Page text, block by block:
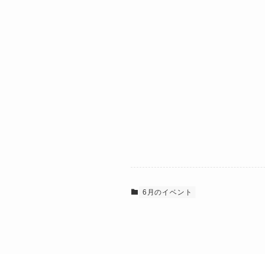
6月のイベント